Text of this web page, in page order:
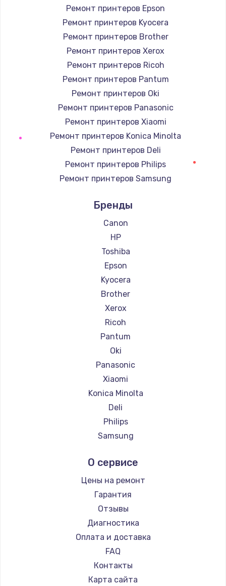
600 руб.
Заказать
Замена конфорки
Заказать
Замена платы сенсора
Заказать
Замена регулятора режимов конфорки
Заказать
Замена сигнальной лампы
1200 руб.
Заказать
Замена системной платы
1500 руб.
Заказать
Замена температурного датчика
2500 руб.
Заказать
Замена электроконфорки
Техобслуживание
900 руб.
Заказать
Установка / подключение / демонтаж
1300 руб.
Ремонт принтеров Epson
Ремонт принтеров Kyocera
Ремонт принтеров Brother
Ремонт принтеров Xerox
Ремонт принтеров Ricoh
Ремонт принтеров Pantum
Ремонт принтеров Oki
Ремонт принтеров Panasonic
Ремонт принтеров Xiaomi
Ремонт принтеров Konica Minolta
Ремонт принтеров Deli
Ремонт принтеров Philips
Ремонт принтеров Samsung
Ремонт принтеров Lexmark
Ремонт принтеров Sharp
Ремонт принтеров TSC
Ремонт принтеров Fujitsu
Ремонт принтеров Godex
Бренды
Canon
HP
Toshiba
Epson
Kyocera
Brother
Xerox
Ricoh
Pantum
Oki
Panasonic
Xiaomi
Konica Minolta
Deli
Philips
Samsung
Lexmark
Sharp
TSC
Fujitsu
Godex
О сервисе
Цены на ремонт
Гарантия
Отзывы
Диагностика
Оплата и доставка
FAQ
Контакты
Карта сайта